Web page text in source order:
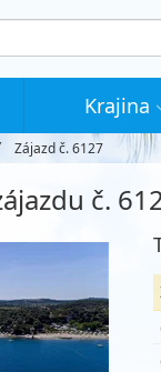
Krajina
Zájazd č. 6127
č.